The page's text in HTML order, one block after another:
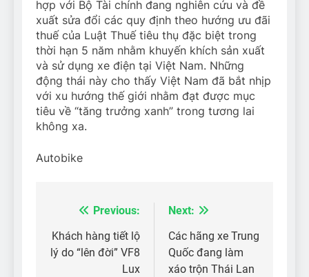
hợp với Bộ Tài chính đang nghiên cứu và đề
xuất sửa đổi các quy định theo hướng ưu đãi
thuế của Luật Thuế tiêu thụ đặc biệt trong
thời hạn 5 năm nhằm khuyến khích sản xuất
và sử dụng xe điện tại Việt Nam. Những
động thái này cho thấy Việt Nam đã bắt nhịp
với xu hướng thế giới nhằm đạt được mục
tiêu về “tăng trưởng xanh” trong tương lai
không xa.
Autobike
Điều
hướng
bài
Previous:
Khách hàng tiết lộ
lý do “lên đời” VF8
Lux
Next:
Các hãng xe Trung
Quốc đang làm
xáo trộn Thái Lan